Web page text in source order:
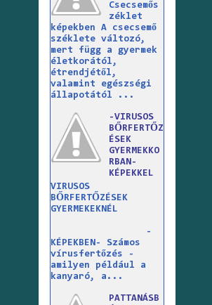
Csecsemős
zéklet
képekben A csecsemő
széklete változó,
mert függ a gyermek
életkorától,
étrendjétől,
valamint egészségi
állapotától ...
-VIRUSOS
BŐRFERTŐZ
ÉSEK
GYERMEKKO
RBAN-
KÉPEKKEL
VIRUSOS
BŐRFERTŐZÉSEK
GYERMEKEKNÉL
-
KÉPEKBEN- Számos
vírusfertőzés -
amilyen például a
kanyaró, a...
PATTANÁSB